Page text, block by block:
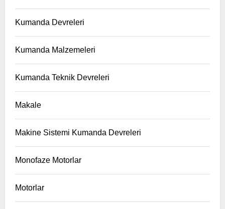
Kumanda Devreleri
Kumanda Malzemeleri
Kumanda Teknik Devreleri
Makale
Makine Sistemi Kumanda Devreleri
Monofaze Motorlar
Motorlar